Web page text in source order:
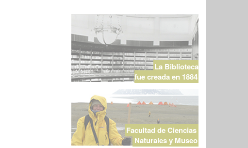
La Biblioteca
fue creada en 1884
Facultad de Ciencias
Naturales y Museo